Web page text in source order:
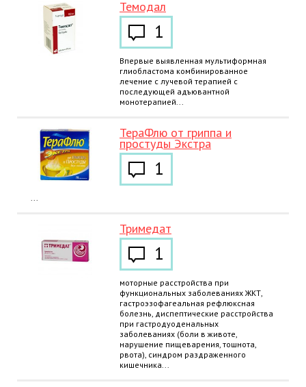
Темодал
1
Впервые выявленная мультиформная
глиобластома комбинированное
лечение с лучевой терапией с
последующей адъювантной
монотерапией...
ТераФлю от гриппа и
простуды Экстра
1
...
Тримедат
1
моторные расстройства при
функциональных заболеваниях ЖКТ,
гастроэзофагеальная рефлюксная
болезнь, диспептические расстройства
при гастродуоденальных
заболеваниях (боли в животе,
нарушение пищеварения, тошнота,
рвота), синдром раздраженного
кишечника...